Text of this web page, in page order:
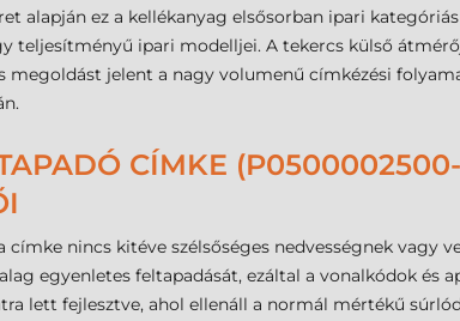
alapján ez a kellékanyag elsősorban ipari
teljesítményű ipari modelljei. A tekercs külső
jelent a nagy volumenű címkézési
CÍMKE
nincs kitéve szélsőséges nedvességnek vagy
egyenletes feltapadását, ezáltal a vonalkódok és
lett fejlesztve, ahol ellenáll a normál mértékű